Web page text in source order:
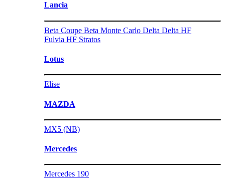
Lancia
Beta Coupe Beta Monte Carlo Delta Delta HF
Fulvia HF Stratos
Lotus
Elise
MAZDA
MX5 (NB)
Mercedes
Mercedes 190